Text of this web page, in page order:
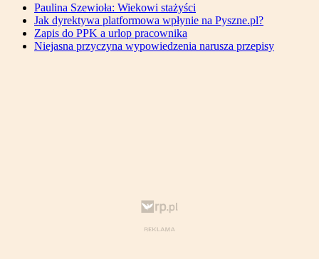
Paulina Szewioła: Wiekowi stażyści
Jak dyrektywa platformowa wpłynie na Pyszne.pl?
Zapis do PPK a urlop pracownika
Niejasna przyczyna wypowiedzenia narusza przepisy